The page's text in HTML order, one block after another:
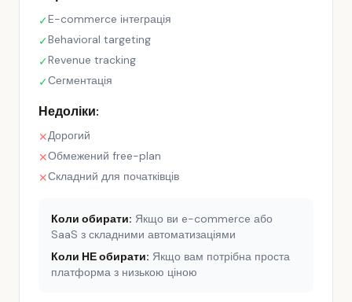
✓E-commerce інтеграція
✓Behavioral targeting
✓Revenue tracking
✓Сегментація
Недоліки:
✕Дорогий
✕Обмежений free-plan
✕Складний для початківців
Коли обирати: Якщо ви e-commerce або
SaaS з складними автоматизаціями
Коли НЕ обирати: Якщо вам потрібна проста
платформа з низькою ціною